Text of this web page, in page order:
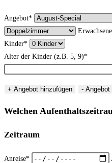
Angebot*
Kinder*
Alter der Kinder (z.B. 5, 9)*
+ Angebot hinzufügen - Angebot
Welchen
Zeitraum
Anreise*